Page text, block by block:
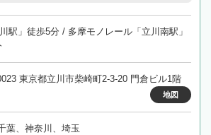
駅」徒歩5分 / 多摩モノレール「立川南駅」
東京都立川市柴崎町2-3-20 門倉ビル1階
地図
葉、神奈川、埼玉